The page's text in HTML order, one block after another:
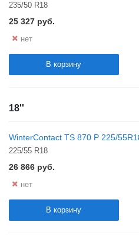
235/50 R18
25 327 руб.
нет
В корзину
18''
WinterContact TS 870 P 225/
225/55 R18
26 866 руб.
нет
В корзину